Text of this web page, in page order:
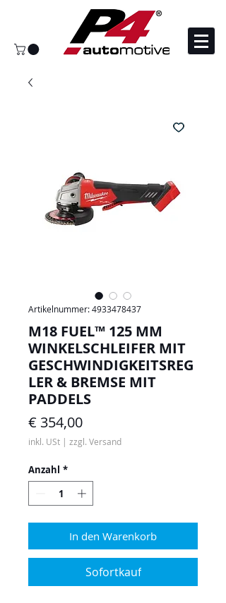
Artikelnummer: 4933478437
M18 FUEL™ 125 MM
WINKELSCHLEIFER MIT
GESCHWINDIGKEITSREG
LER & BREMSE MIT
PADDELS
€ 354,00Preis
inkl. USt | zzgl. Versand
Anzahl *
In den Warenkorb
Sofortkauf